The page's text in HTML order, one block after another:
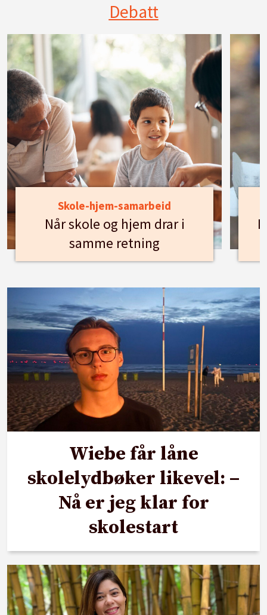
Debatt
Skole-hjem-samarbeid
Når skole og hjem drar i
samme retning
Wiebe får låne
skolelydbøker likevel: –
Nå er jeg klar for
skolestart